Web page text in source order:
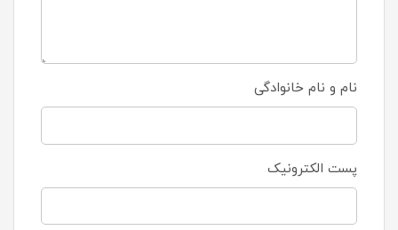
نام و نام خانوادگی
پست الکترونیک